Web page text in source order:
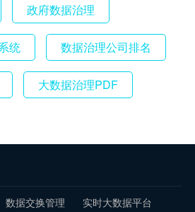
政府数据治理
统 数据治理公司排名
大数据治理PDF
数据交换管理
实时大数据平台